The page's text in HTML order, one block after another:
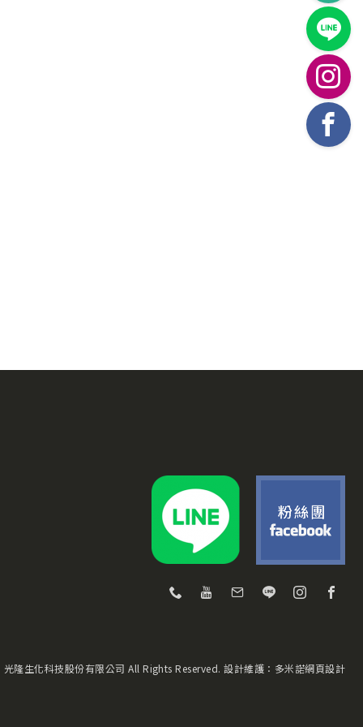
隆生化科技股份有限公司 All Rights Reserved. 設計維護： 多米諾網頁設計